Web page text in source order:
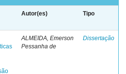
Autor(es) Tipo
ALMEIDA, Emerson
Pessanha de
Dissertação